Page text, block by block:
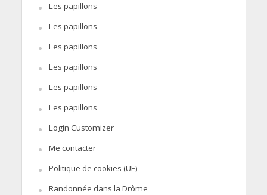
Les papillons
Les papillons
Les papillons
Les papillons
Les papillons
Les papillons
Login Customizer
Me contacter
Politique de cookies (UE)
Randonnée dans la Drôme